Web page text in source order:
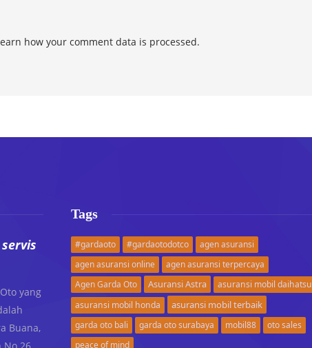
how your comment data is processed.
yang
Buana,
Tags
#gardaoto #gardaotodotco
agen asuransi
agen asuransi online
agen asuransi terpercaya
Agen Garda Oto
Asuransi Astra
asuransi mobil daihatsu
asuransi mobil honda
asuransi mobil terbaik
garda oto bali garda oto surabaya mobil88
oto sales
peace of mind